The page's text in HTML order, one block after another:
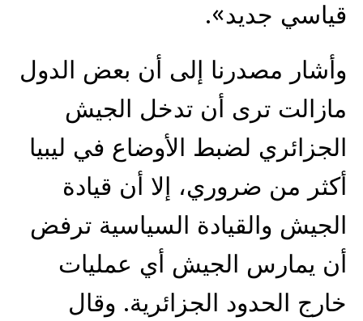
قياسي جديد».
وأشار مصدرنا إلى أن بعض الدول
مازالت ترى أن تدخل الجيش
الجزائري لضبط الأوضاع في ليبيا
أكثر من ضروري، إلا أن قيادة
الجيش والقيادة السياسية ترفض
أن يمارس الجيش أي عمليات
خارج الحدود الجزائرية. وقال